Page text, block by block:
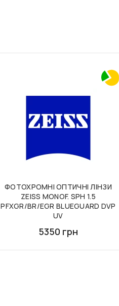
ФОТОХРОМНІ ОПТИЧНІ ЛІНЗИ
ZEISS MONOF. SPH 1.5
PFXGR/BR/EGR BLUEGUARD DVP
UV
5350 грн